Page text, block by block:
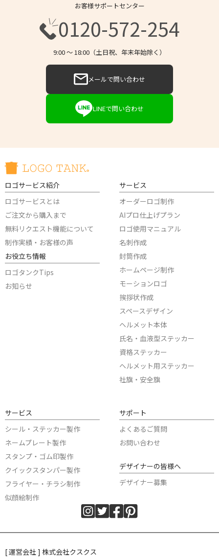
お客様サポートセンター
0120-572-254
9:00 〜 18:00（土日祝、年末年始除く）
メールで問い合わせ
LINEで問い合わせ
ロゴサービス紹介
ロゴサービスとは
ご注文から購入まで
無料リクエスト機能について
制作実績・お客様の声
お役立ち情報
ロゴタンクTips
お知らせ
サービス
オーダーロゴ制作
AIプロ仕上げプラン
ロゴ使用マニュアル
名刺作成
封筒作成
ホームページ制作
モーションロゴ
挨拶状作成
スペースデザイン
ヘルメット本体
氏名・血液型ステッカー
資格ステッカー
ヘルメット用ステッカー
社旗・安全旗
サービス
シール・ステッカー製作
ネームプレート製作
スタンプ・ゴム印製作
クイックスタンパー製作
フライヤー・チラシ制作
似顔絵制作
サポート
よくあるご質問
お問い合わせ
デザイナーの皆様へ
デザイナー募集
[ 運営会社 ] 株式会社クスクス